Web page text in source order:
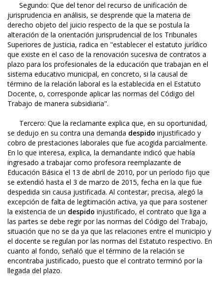
Segundo: Que del tenor del recurso de unificación de
jurisprudencia en análisis, se desprende que la materia de
derecho objeto del juicio respecto de la que se postula la
alteración de la orientación jurisprudencial de los Tribunales
Superiores de Justicia, radica en "establecer el estatuto jurídico
que existe en el caso de la renovación sucesiva de contratos a
plazo para los profesionales de la educación que trabajan en el
sistema educativo municipal, en concreto, si la causal de
término de la relación laboral es la establecida en el Estatuto
Docente, o, corresponde aplicar las normas del Código del
Trabajo de manera subsidiaria".
Tercero: Que la reclamante explica que, en su oportunidad,
se dedujo en su contra una demanda despido injustificado y
cobro de prestaciones laborales que fue acogida parcialmente.
En lo que interesa, explica, la demandante indicó que había
ingresado a trabajar como profesora reemplazante de
Educación Básica el 13 de abril de 2010, por un período fijo que
se extendió hasta el 3 de marzo de 2015, fecha en la que fue
despedida sin causa justificada. Al contestar, precisa, alegó la
excepción de falta de legitimación activa, ya que para sostener
la existencia de un despido injustificado, el contrato que liga a
las partes se debe regir por las normas del Código del Trabajo,
situación que no se da ya que las relaciones entre el municipio y
el docente se regulan por las normas del Estatuto respectivo. En
cuanto al fondo, señaló que el término de la relación se
encontraba justificado, puesto que el contrato terminó por la
llegada del plazo.